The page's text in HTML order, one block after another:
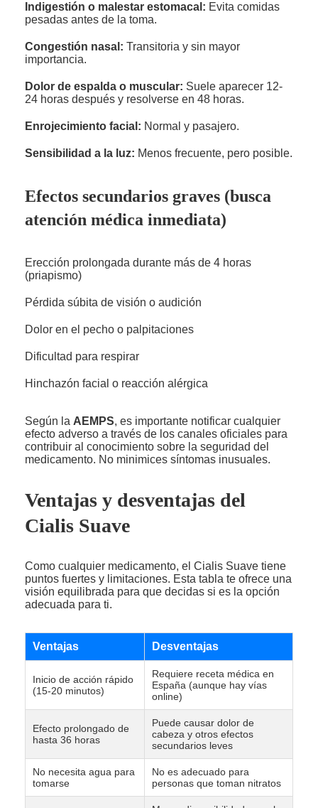
Indigestión o malestar estomacal: Evita comidas
pesadas antes de la toma.
Congestión nasal: Transitoria y sin mayor
importancia.
Dolor de espalda o muscular: Suele aparecer 12-
24 horas después y resolverse en 48 horas.
Enrojecimiento facial: Normal y pasajero.
Sensibilidad a la luz: Menos frecuente, pero posible.
Efectos secundarios graves (busca
atención médica inmediata)
Erección prolongada durante más de 4 horas
(priapismo)
Pérdida súbita de visión o audición
Dolor en el pecho o palpitaciones
Dificultad para respirar
Hinchazón facial o reacción alérgica
Según la AEMPS, es importante notificar cualquier
efecto adverso a través de los canales oficiales para
contribuir al conocimiento sobre la seguridad del
medicamento. No minimices síntomas inusuales.
Ventajas y desventajas del
Cialis Suave
Como cualquier medicamento, el Cialis Suave tiene
puntos fuertes y limitaciones. Esta tabla te ofrece una
visión equilibrada para que decidas si es la opción
adecuada para ti.
Ventajas Desventajas
Inicio de acción rápido
(15-20 minutos)
Requiere receta médica en
España (aunque hay vías
online)
Efecto prolongado de
hasta 36 horas
Puede causar dolor de
cabeza y otros efectos
secundarios leves
No necesita agua para
tomarse
No es adecuado para
personas que toman nitratos